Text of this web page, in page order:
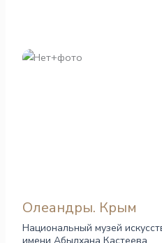
Олеандры. Крым
Национальный музей